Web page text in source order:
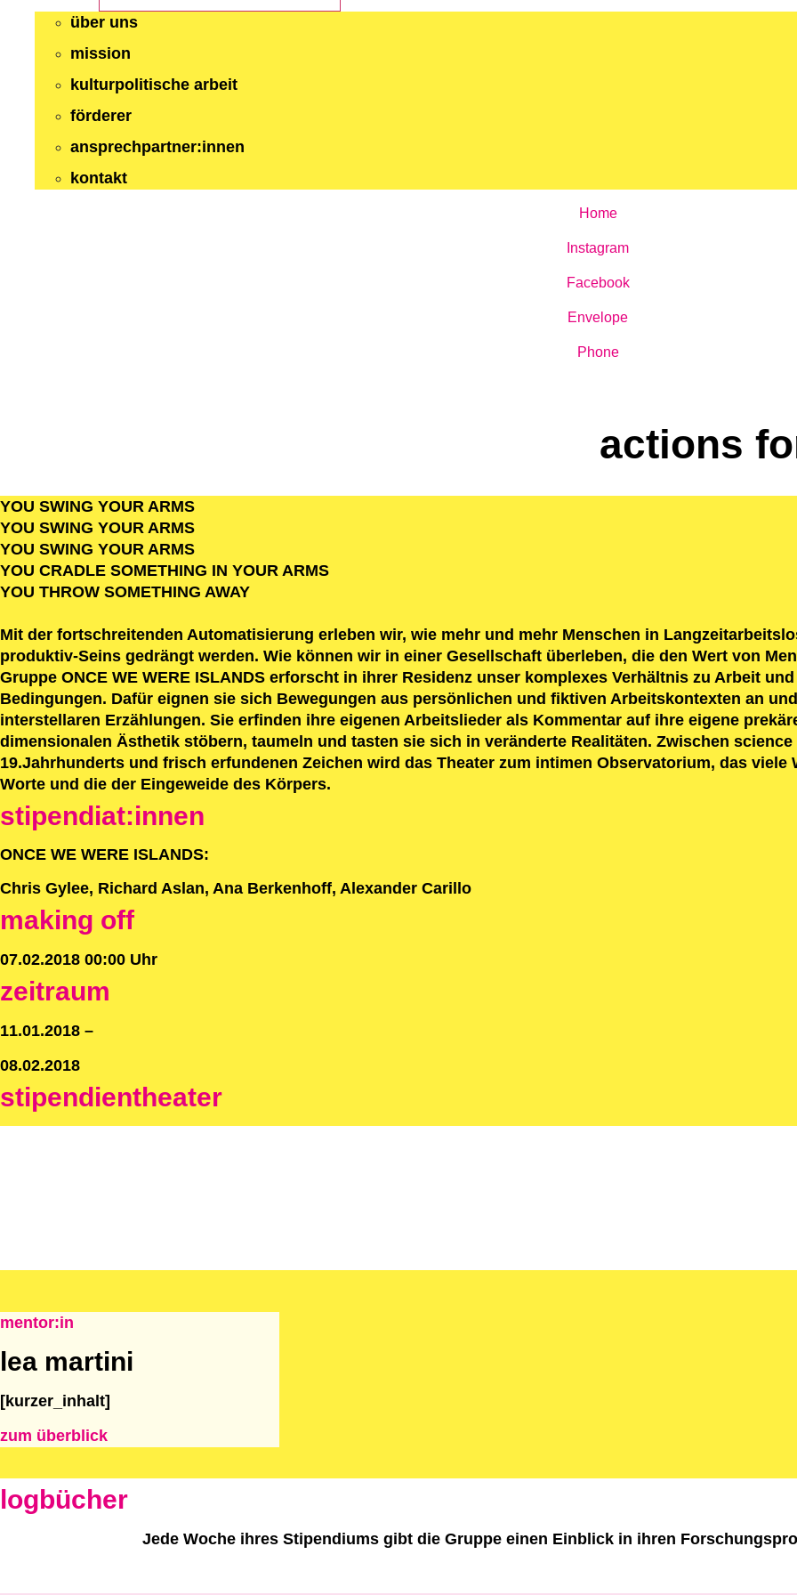
über uns
mission
kulturpolitische arbeit
förderer
ansprechpartner:innen
kontakt
Home
Instagram
Facebook
Envelope
Phone
actions
YOU SWING YOUR ARMS
YOU SWING YOUR ARMS
YOU SWING YOUR ARMS
YOU CRADLE SOMETHING IN YOUR ARMS
YOU THROW SOMETHING AWAY
Mit der fortschreitenden Automatisierung erleben wir, wie mehr und mehr Menschen in
produktiv-Seins gedrängt werden. Wie können wir in einer Gesellschaft überleben, die den Wert von
Gruppe ONCE WE WERE ISLANDS erforscht in ihrer Residenz unser komplexes Verhältnis zu Arbeit
Bedingungen. Dafür eignen sie sich Bewegungen aus persönlichen und fiktiven Arbeitskontexten an
interstellaren Erzählungen. Sie erfinden ihre eigenen Arbeitslieder als Kommentar auf ihre eigene
dimensionalen Ästhetik stöbern, taumeln und tasten sie sich in veränderte Realitäten. Zwischen
19.Jahrhunderts und frisch erfundenen Zeichen wird das Theater zum intimen Observatorium, das viele
Worte und die der Eingeweide des Körpers.
stipendiat:innen
ONCE WE WERE ISLANDS:
Chris Gylee, Richard Aslan, Ana Berkenhoff, Alexander Carillo
making off
07.02.2018 00:00 Uhr
zeitraum
11.01.2018 –
08.02.2018
stipendientheater
mentor:in
lea martini
[kurzer_inhalt]
zum überblick
logbücher
Jede Woche ihres Stipendiums gibt die Gruppe einen Einblick in ihren